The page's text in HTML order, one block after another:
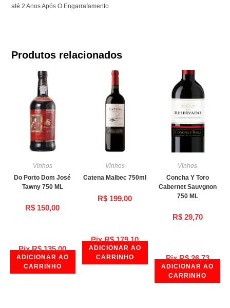
até 2 Anos Após O Engarrafamento
Produtos relacionados
Pix R$135,00
Vinhos
Do Porto Dom José
Tawny 750 ML
R$ 150,00
ADICIONAR AO
CARRINHO
Pix R$179,10
Vinhos
Catena Malbec 750ml
R$ 199,00
ADICIONAR AO
CARRINHO
Pix R$26,73
Vinhos
Concha Y Toro
Cabernet Sauvgnon
750 ML
R$29,70
ADICIONAR AO
CARRINHO